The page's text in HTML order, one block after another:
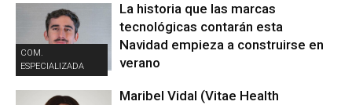
COM.
ESPECIALIZADA
La historia que las marcas
tecnológicas contarán esta
Navidad empieza a construirse en
verano
Maribel Vidal (Vitae Health